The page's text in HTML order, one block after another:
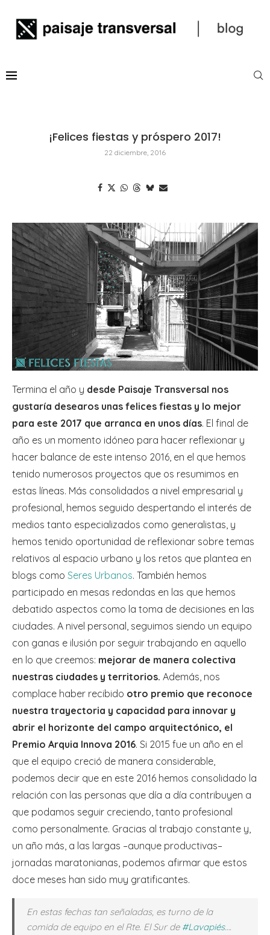
¡Felices fiestas y próspero 2017!
22 diciembre, 2016
Termina el año y desde Paisaje Transversal nos
gustaría desearos unas felices fiestas y lo mejor
para este 2017 que arranca en unos días. El final de
año es un momento idóneo para hacer reflexionar y
hacer balance de este intenso 2016, en el que hemos
tenido numerosos proyectos que os resumimos en
estas líneas. Más consolidados a nivel empresarial y
profesional, hemos seguido despertando el interés de
medios tanto especializados como generalistas, y
hemos tenido oportunidad de reflexionar sobre temas
relativos al espacio urbano y los retos que plantea en
blogs como Seres Urbanos. También hemos
participado en mesas redondas en las que hemos
debatido aspectos como la toma de decisiones en las
ciudades. A nivel personal, seguimos siendo un equipo
con ganas e ilusión por seguir trabajando en aquello
en lo que creemos: mejorar de manera colectiva
nuestras ciudades y territorios. Además, nos
complace haber recibido otro premio que reconoce
nuestra trayectoria y capacidad para innovar y
abrir el horizonte del campo arquitectónico, el
Premio Arquia Innova 2016. Si 2015 fue un año en el
que el equipo creció de manera considerable,
podemos decir que en este 2016 hemos consolidado la
relación con las personas que día a día contribuyen a
que podamos seguir creciendo, tanto profesional
como personalmente. Gracias al trabajo constante y,
un año más, a las largas –aunque productivas–
jornadas maratonianas, podemos afirmar que estos
doce meses han sido muy gratificantes.
En estas fechas tan señaladas, es turno de la
comida de equipo en el Rte. El Sur de #Lavapiés….